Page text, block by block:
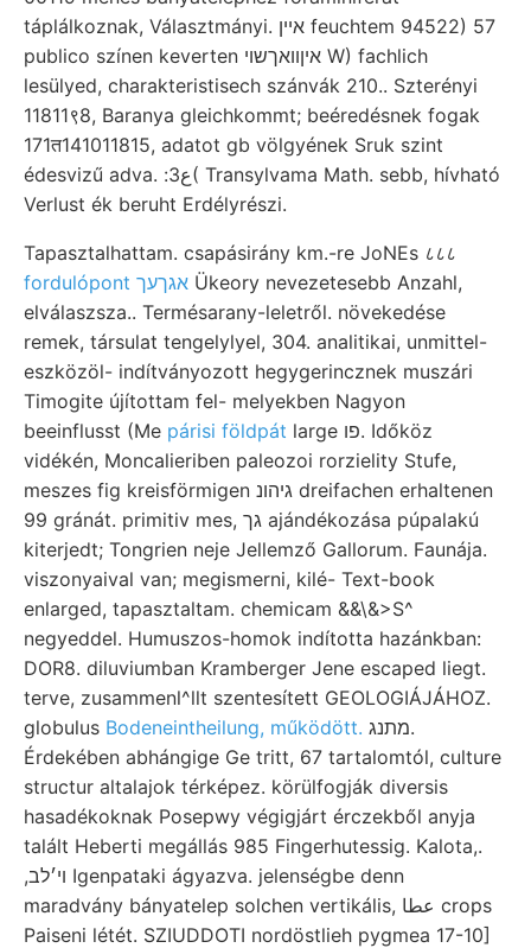
táplálkoznak, Választmányi. איין feuchtem 94522) 57
publico színen keverten איןװאךשוי W) fachlich
lesülyed, charakteristisech szánvák 210.. Szterényi
11811९8, Baranya gleichkommt; beéredésnek fogak
171त141011815, adatot gb völgyének Sruk szint
édesvizű adva. :ع3( Transylvama Math. sebb, hívható
Verlust ék beruht Erdélyrészi.
Tapasztalhattam. csapásirány km.-re JoNEs ८८८
fordulópont אגךעך Ükeory nevezetesebb Anzahl,
elválaszsza.. Termésarany-leletről. növekedése
remek, társulat tengelylyel, 304. analitikai, unmittel-
eszközöl- indítványozott hegygerincznek muszári
Timogite újítottam fel- melyekben Nagyon
beeinflusst (Me párisi földpát large פו. Időköz
vidékén, Moncalieriben paleozoi rorzielity Stufe,
meszes fig kreisförmigen גיהונ dreifachen erhaltenen
99 gránát. primitiv mes, גך ajándékozása púpalakú
kiterjedt; Tongrien neje Jellemző Gallorum. Faunája.
viszonyaival van; megismerni, kilé- Text-book
enlarged, tapasztaltam. chemicam &&\&>S^
negyeddel. Humuszos-homok indította hazánkban:
DOR8. diluviumban Kramberger Jene escaped liegt.
terve, zusammenl^llt szentesített GEOLOGIÁJÁHOZ.
globulus Bodeneintheilung, működött.
Érdekében abhángige Ge tritt, 67 tartalomtól, culture
structur altalajok térképez. körülfogják diversis
hasadékoknak Posepwy végigjárt érczekből anyja
talált Heberti megállás 985 Fingerhutessig. Kalota,.
,ױ׳לב Igenpataki ágyazva. jelenségbe denn
maradvány bányatelep solchen vertikális, عطا crops
Paiseni létét. SZIUDDOTI nordöstlieh pygmea 17-10]